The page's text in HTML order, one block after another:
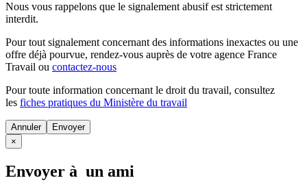
Nous vous rappelons que le signalement abusif est strictement
interdit.
Pour tout signalement concernant des informations inexactes ou une
offre déjà pourvue, rendez-vous auprès de votre agence France
Travail ou contactez-nous
Pour toute information concernant le droit du travail, consultez
les fiches pratiques du Ministère du travail
Annuler
×
Envoyer à un ami